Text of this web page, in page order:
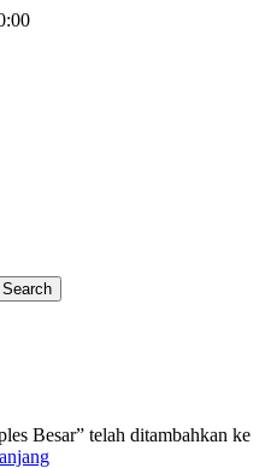
Search
Besar” telah ditambahkan ke